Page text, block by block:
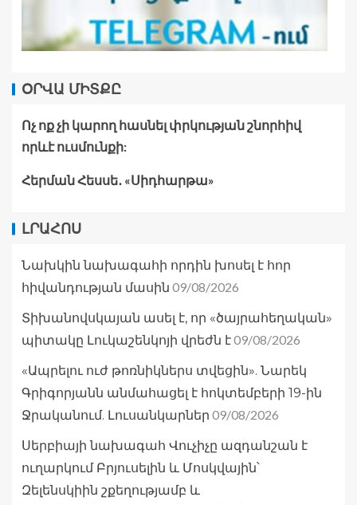
ՕՐՎԱ ՄԻՏՔԸ
Ոչ ոք չի կարող հասնել փրկության շնորհիվ
որևէ ուսմունքի:
Հերման Հեսսե․ «Սիդհարթա»
ԼՐԱՀՈՍ
Նախկին նախագահի որդին խոսել է հոր
հիվանդության մասին 09/08/2026
Տիխանովսկայան ասել է, որ «ծայրահեղական»
պիտակը Լուկաշենկոյի վրեժն է09/08/2026
«Ապրելու ուժ թոռնիկներս տվեցին». Նարեկ
Գրիգորյանն անմահացել է հոկտեմբերի 19-ին
Ջրականում. Լուսանկարներ 09/08/2026
Սերբիայի նախագահ Վուչիչը ազդանշան է
ուղարկում Բրյուսելին և Մոսկվային՝
Զելենսկիին շքեղությամբ և